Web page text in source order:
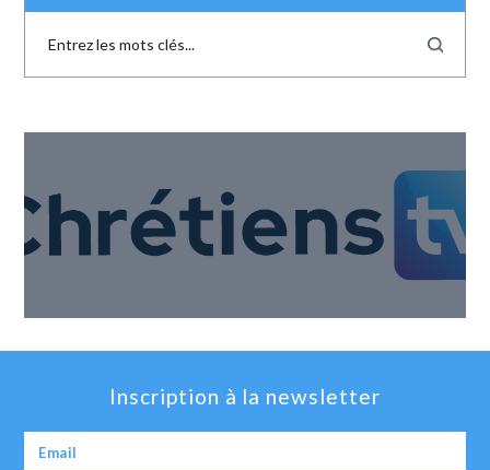
Inscription à la newsletter